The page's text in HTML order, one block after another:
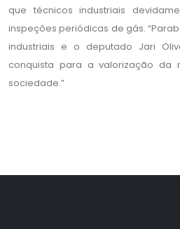
que técnicos industriais
inspeções periódicas de gás.
industriais e o deputado Jari
conquista para a valorização da
sociedade.”